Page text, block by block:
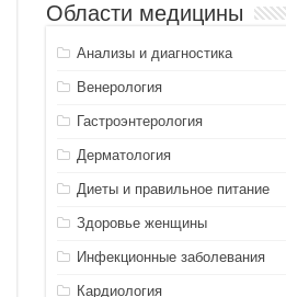
Области медицины
Анализы и диагностика
Венерология
Гастроэнтерология
Дерматология
Диеты и правильное питание
Здоровье женщины
Инфекционные заболевания
Кардиология